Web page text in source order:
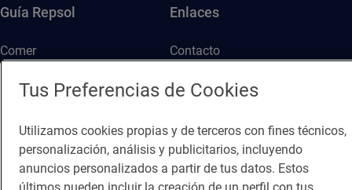
Guía Repsol
Comer
Enlaces
Contacto
Sala de prensa
Tus Preferencias de Cookies
Utilizamos cookies propias y de terceros con fines técnicos,
personalización, análisis y publicitarios, incluyendo
anuncios personalizados a partir de tus datos. Estos